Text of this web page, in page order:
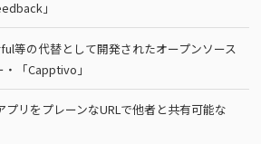
」
等の代替として開発されたオープンソース
「Capptivo」
リをプレーンなURLで他者と共有可能な